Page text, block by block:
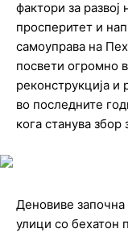
фактори за
просперитет и
самоуправа на
посвети огромно
реконструкција и
во последните
кога станува
Деновиве
улици со бехатон